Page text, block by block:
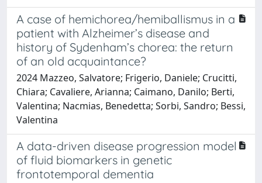
A case of hemichorea/hemiballismus in a
patient with Alzheimer’s disease and
history of Sydenham’s chorea: the return
of an old acquaintance?
2024 Mazzeo, Salvatore; Frigerio, Daniele; Crucitti,
Chiara; Cavaliere, Arianna; Caimano, Danilo; Berti,
Valentina; Nacmias, Benedetta; Sorbi, Sandro; Bessi,
Valentina
A data-driven disease progression model
of fluid biomarkers in genetic
frontotemporal dementia